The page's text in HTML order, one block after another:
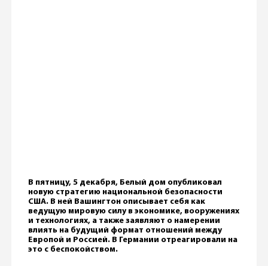
В пятницу, 5 декабря, Белый дом опубликовал
новую стратегию национальной безопасности
США. В ней Вашингтон описывает себя как
ведущую мировую силу в экономике, вооружениях
и технологиях, а также заявляют о намерении
влиять на будущий формат отношений между
Европой и Россией. В Германии отреагировали на
это с беспокойством.